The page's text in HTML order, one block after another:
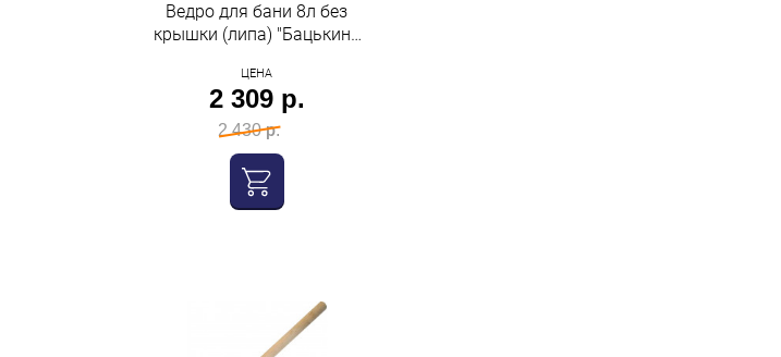
Ведро для бани 8л без
крышки (липа) "Бацькина
ЦЕНА
2 309 р.
2 430 р.